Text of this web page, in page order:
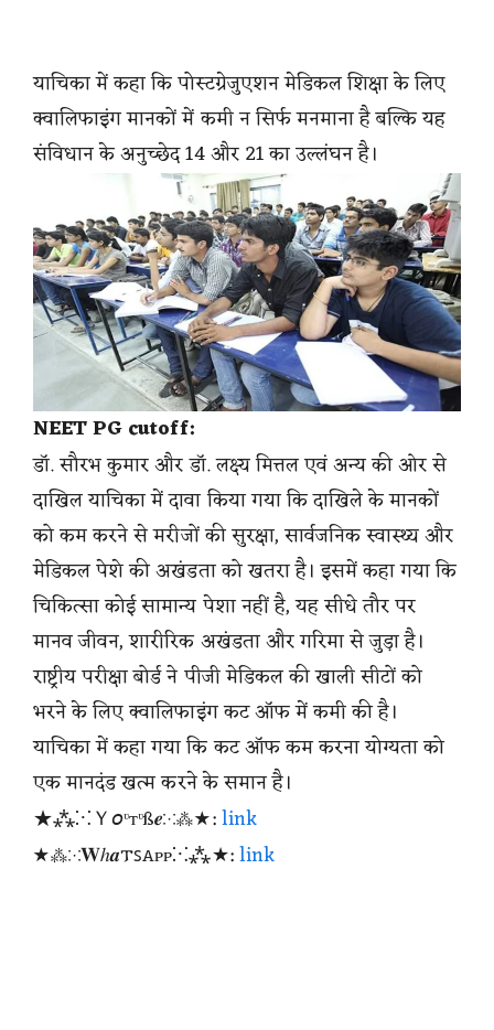
याचिका में कहा कि पोस्टग्रेजुएशन मेडिकल शिक्षा के लिए
क्वालिफाइंग मानकों में कमी न सिर्फ मनमाना है बल्कि यह
संविधान के अनुच्छेद 14 और 21 का उल्लंघन है।
NEET PG cutoff:
डॉ. सौरभ कुमार और डॉ. लक्ष्य मित्तल एवं अन्य की ओर से
दाखिल याचिका में दावा किया गया कि दाखिले के मानकों
को कम करने से मरीजों की सुरक्षा, सार्वजनिक स्वास्थ्य और
मेडिकल पेशे की अखंडता को खतरा है। इसमें कहा गया कि
चिकित्सा कोई सामान्य पेशा नहीं है, यह सीधे तौर पर
मानव जीवन, शारीरिक अखंडता और गरिमा से जुड़ा है।
राष्ट्रीय परीक्षा बोर्ड ने पीजी मेडिकल की खाली सीटों को
भरने के लिए क्वालिफाइंग कट ऑफ में कमी की है।
याचिका में कहा गया कि कट ऑफ कम करना योग्यता को
एक मानदंड खत्म करने के समान है।
★⁂⁙Ｙ𝘰ᶹтᶹß𝒆⁙⁂★:link
★⁂⁙𝐖ℎ𝒂𐍄ꜱꭺᴩᴩ⁙⁂★:link